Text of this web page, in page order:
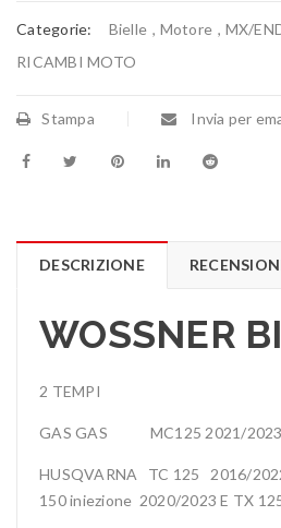
Categorie: Bielle , Motore , MX/
RICAMBI MOTO
Stampa Invia per
DESCRIZIONE
WOSSNER
2 TEMPI
GAS GAS MC125 2021/2023
HUSQVARNA TC 125 2016/
150 iniezione 2020/2023 E TX